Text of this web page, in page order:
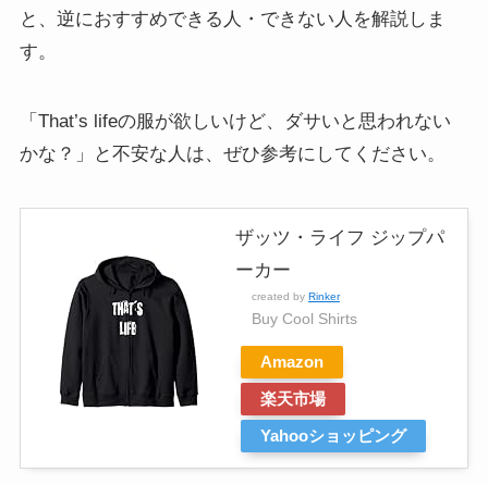
と、逆におすすめできる人・できない人を解説しま
す。
「That’s lifeの服が欲しいけど、ダサいと思われない
かな？」と不安な人は、ぜひ参考にしてください。
ザッツ・ライフ ジップパ
ーカー
created by Rinker
Buy Cool Shirts
Amazon
楽天市場
Yahooショッピング